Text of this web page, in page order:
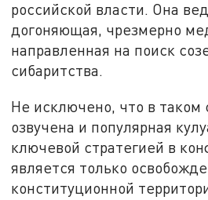
российской власти. Она
догоняющая, чрезмерно
направленная на поиск
сибаритства.
Не исключено, что в таком
озвучена и популярная
ключевой стратегией в
является только
конституционной